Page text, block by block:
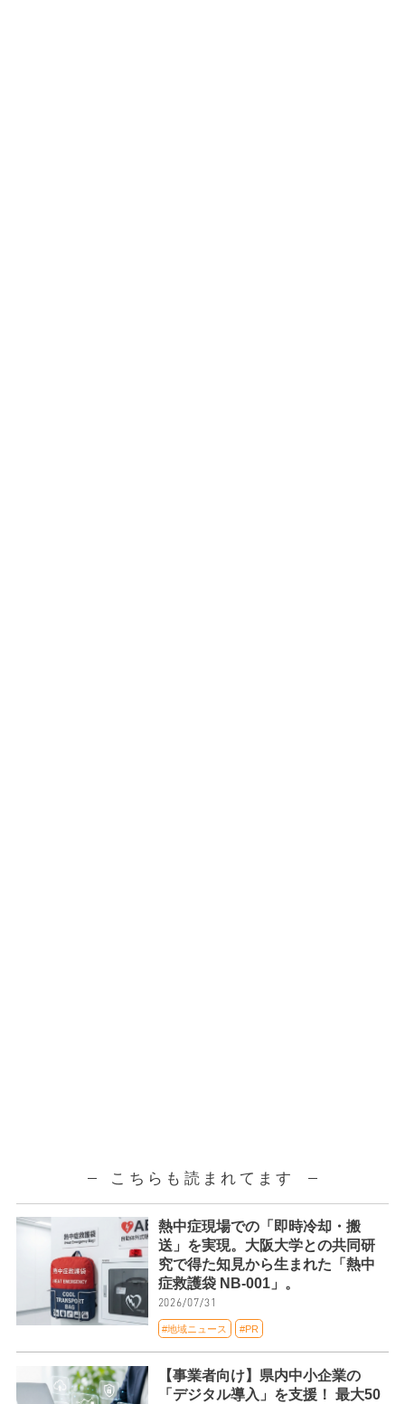
こちらも読まれてます
熱中症現場での「即時冷却・搬
送」を実現。大阪大学との共同研
究で得た知見から生まれた「熱中
症救護袋 NB-001」。
2026/07/31
#地域ニュース #PR
【事業者向け】県内中小企業の
「デジタル導入」を支援！ 最大50